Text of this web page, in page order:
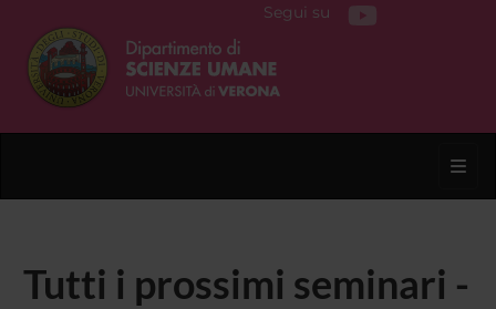
Segui su
Tutti i prossimi seminari -